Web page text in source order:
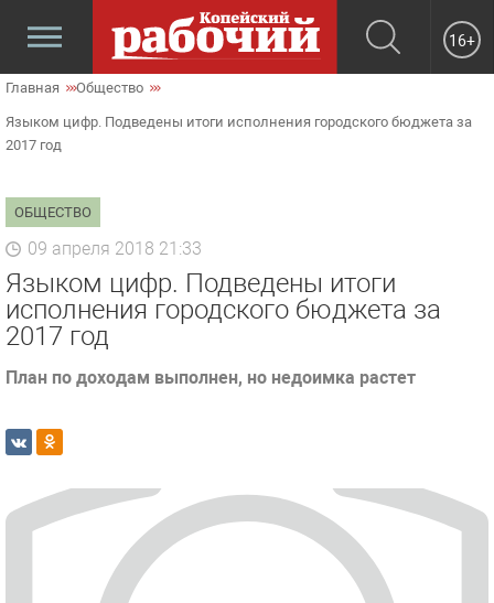
16+
Главная Общество
Языком цифр. Подведены итоги исполнения городского бюджета за
2017 год
ОБЩЕСТВО
09 апреля 2018 21:33
Языком цифр. Подведены итоги
исполнения городского бюджета за
2017 год
План по доходам выполнен, но недоимка растет